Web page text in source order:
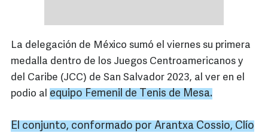
La delegación de México sumó el viernes su primera
medalla dentro de los Juegos Centroamericanos y
del Caribe (JCC) de San Salvador 2023, al ver en el
podio al equipo Femenil de Tenis de Mesa.
El conjunto, conformado por Arantxa Cossio, Clío